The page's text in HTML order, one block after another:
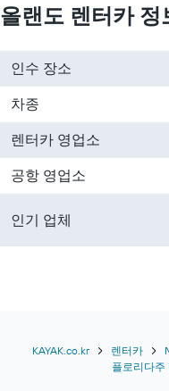
올랜도 렌터카 정
인수 장소
차종
렌터카 영업소
공항 영업소
인기 업체
KAYAK.co.kr 렌터카
플로리다주